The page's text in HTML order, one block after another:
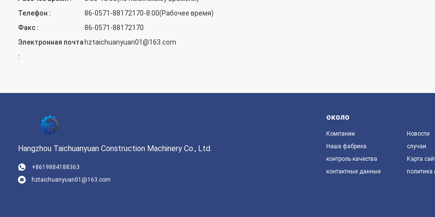
Телефон :
86-0571-88172170-8:00(Рабочее время)
Факс :
86-0571-88172170
Электронная почта
:
hztaichuanyuan01@163.com
Hangzhou Taichuanyuan Construction Machinery Co., Ltd.
+8619884188363
hztaichuanyuan01@163.com
около
Компании
Наша фабрика
контроль качества
контактные данные
Новости
случаи
Карта
политика